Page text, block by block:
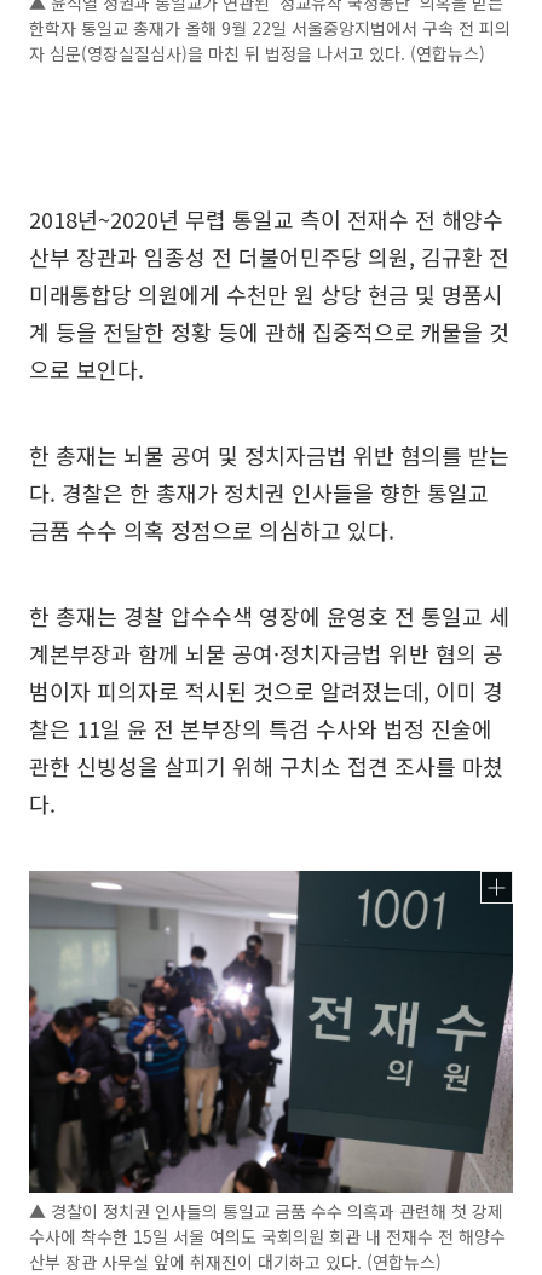
한학자 통일교 총재가 올해 9월 22일 서울중앙지법에서 구속 전 피의
자 심문(영장실질심사)을 마친 뒤 법정을 나서고 있다. (연합뉴스)
2018년~2020년 무렵 통일교 측이 전재수 전 해양수
산부 장관과 임종성 전 더불어민주당 의원, 김규환 전
미래통합당 의원에게 수천만 원 상당 현금 및 명품시
계 등을 전달한 정황 등에 관해 집중적으로 캐물을 것
으로 보인다.
한 총재는 뇌물 공여 및 정치자금법 위반 혐의를 받는
다. 경찰은 한 총재가 정치권 인사들을 향한 통일교
금품 수수 의혹 정점으로 의심하고 있다.
한 총재는 경찰 압수수색 영장에 윤영호 전 통일교 세
계본부장과 함께 뇌물 공여·정치자금법 위반 혐의 공
범이자 피의자로 적시된 것으로 알려졌는데, 이미 경
찰은 11일 윤 전 본부장의 특검 수사와 법정 진술에
관한 신빙성을 살피기 위해 구치소 접견 조사를 마쳤
다.
▲ 경찰이 정치권 인사들의 통일교 금품 수수 의혹과 관련해 첫 강제
수사에 착수한 15일 서울 여의도 국회의원 회관 내 전재수 전 해양수
산부 장관 사무실 앞에 취재진이 대기하고 있다. (연합뉴스)